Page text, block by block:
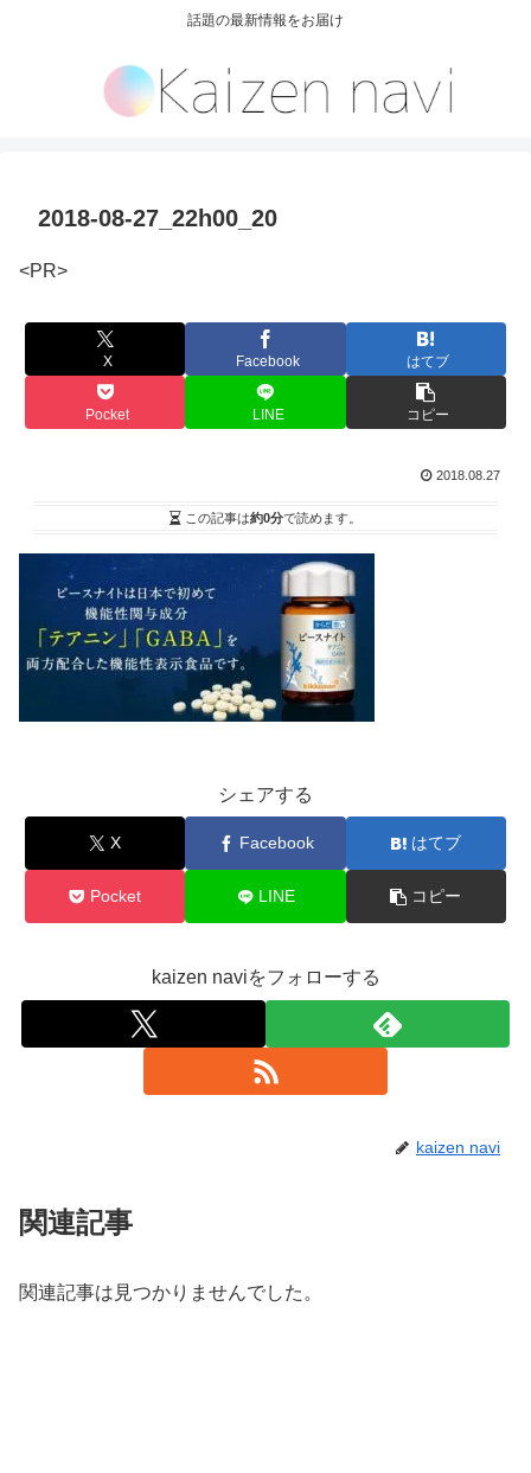
話題の最新情報をお届け
2018-08-27_22h00_20
<PR>
X Facebook はてブ
Pocket LINE コピー
2018.08.27
この記事は約0分で読めます。
シェアする
X Facebook はてブ
Pocket LINE コピー
kaizen naviをフォローする
kaizen navi
関連記事
関連記事は見つかりませんでした。